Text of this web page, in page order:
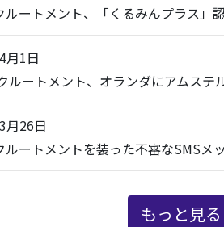
ルートメント、「くるみんプラス」
月1日
ルートメント、オランダにアムステ
月26日
ルートメントを装った不審なSMSメ
もっと見る